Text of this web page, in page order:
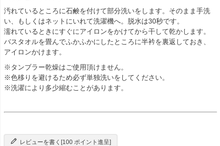
汚れているところに石鹸を付けて部分洗いをします。そのまま手洗
い、もしくはネットにいれて洗濯機へ。脱水は30秒です。
濡れているときにすぐにアイロンをかけてから干して乾かします。
バスタオルを畳んでふかふかにしたところに半衿を裏返しておき、
アイロンかけます。
※タンブラー乾燥はご使用頂けません。
※色移りを避けるため必ず単独洗いをしてください。
※洗濯により多少縮むことがあります。
レビューを書く[100 ポイント進呈]